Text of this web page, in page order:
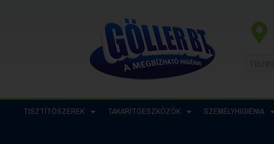
TISZTÍTÓSZEREK TAKARÍTÓESZKÖZÖK SZEMÉLYHIGIÉNIA